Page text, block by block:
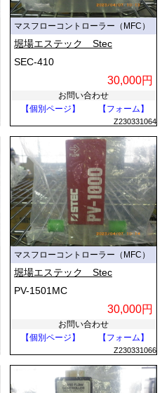
マスフローコントローラー（MFC）
堀場エステック Stec
SEC-410
30,000円
お問い合わせ
【個別ページ】
【フォーム】
Z230331064
マスフローコントローラー（MFC）
堀場エステック Stec
PV-1501MC
30,000円
お問い合わせ
【個別ページ】
【フォーム】
Z230331066